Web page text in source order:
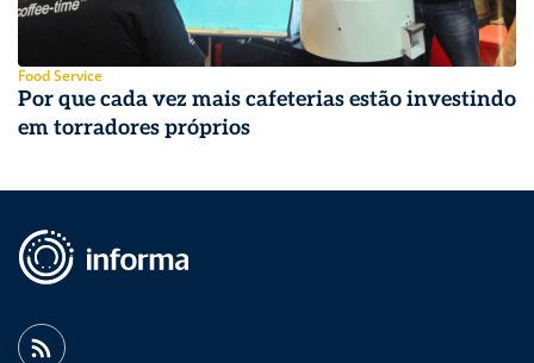
Food Service
Por que cada vez mais cafeterias estão investindo
em torradores próprios